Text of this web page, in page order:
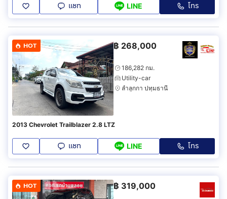
แชท LINE โทร
HOT ฿ 268,000
186,282 กม.
Utility-car
ลำลูกกา ปทุมธานี
2013 Chevrolet Trailblazer 2.8 LTZ
แชท LINE โทร
HOT ฿ 319,000